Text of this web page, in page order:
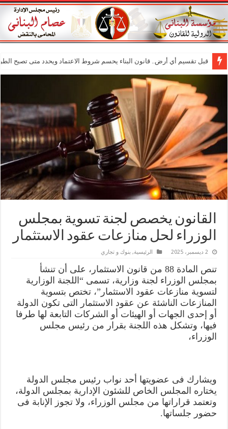
قبل تقسيم أي أرض.. قانون البناء يحسم شروط الاعتماد ويحدد متى تصبح
القانون يخصص لجنة تسوية بمجلس
الوزراء لحل منازعات عقود الاستثمار
2 ديسمبر، 2025 الرئيسية, بنوك و تجاري
تنص المادة 88 من قانون الاستثمار، على أن تنشأ
بمجلس الوزراء لجنة وزارية، تسمى “اللجنة الوزارية
لتسوية منازعات عقود الاستثمار”، تختص بتسوية
المنازعات الناشئة عن عقود الاستثمار التى تكون الدولة
أو إحدى الجهات أو الهيئات أو الشركات التابعة لها طرفا
فيها، وتشكل هذه اللجنة بقرار من رئيس مجلس
الوزراء،
ويشارك فى عضويتها أحد نواب رئيس مجلس الدولة
يختاره المجلس الخاص للشئون الإدارية بمجلس الدولة،
وتعتمد قراراتها من مجلس الوزراء، ولا تجوز الإنابة فى
حضور جلساتها.